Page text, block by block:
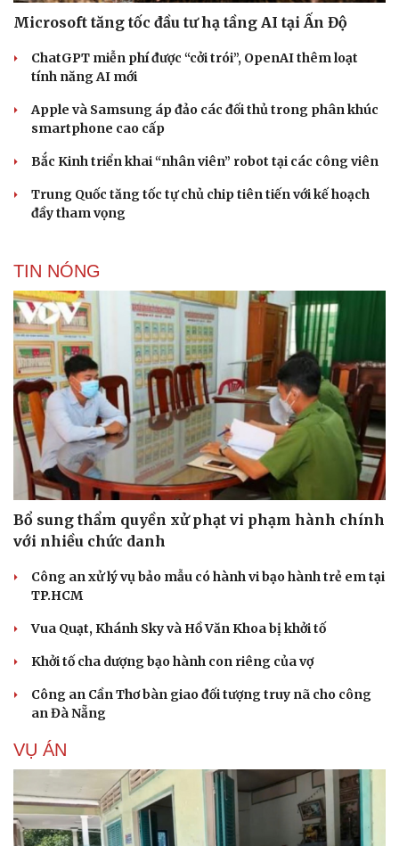
Cải chính
Microsoft tăng tốc đầu tư hạ tầng AI tại Ấn Độ
ChatGPT miễn phí được “cởi trói”, OpenAI thêm loạt
tính năng AI mới
Apple và Samsung áp đảo các đối thủ trong phân khúc
smartphone cao cấp
Bắc Kinh triển khai “nhân viên” robot tại các công viên
Trung Quốc tăng tốc tự chủ chip tiên tiến với kế hoạch
đầy tham vọng
TIN NÓNG
Bổ sung thẩm quyền xử phạt vi phạm hành chính
với nhiều chức danh
Công an xử lý vụ bảo mẫu có hành vi bạo hành trẻ em tại
TP.HCM
Vua Quạt, Khánh Sky và Hồ Văn Khoa bị khởi tố
Khởi tố cha dượng bạo hành con riêng của vợ
Công an Cần Thơ bàn giao đối tượng truy nã cho công
an Đà Nẵng
VỤ ÁN